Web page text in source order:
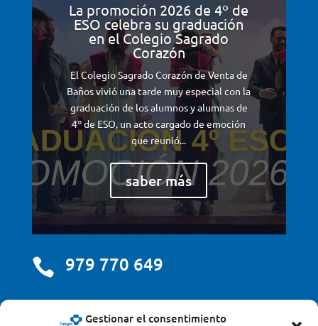
Gestionar el consentimiento
La promoción 2026 de 4º de
ESO celebra su graduación
en el Colegio Sagrado
Corazón
El Colegio Sagrado Corazón de Venta de
Baños vivió una tarde muy especial con la
graduación de los alumnos y alumnas de
4º de ESO, un acto cargado de emoción
que reunió...
saber más
 979 770 649
centro@scjdehon.com